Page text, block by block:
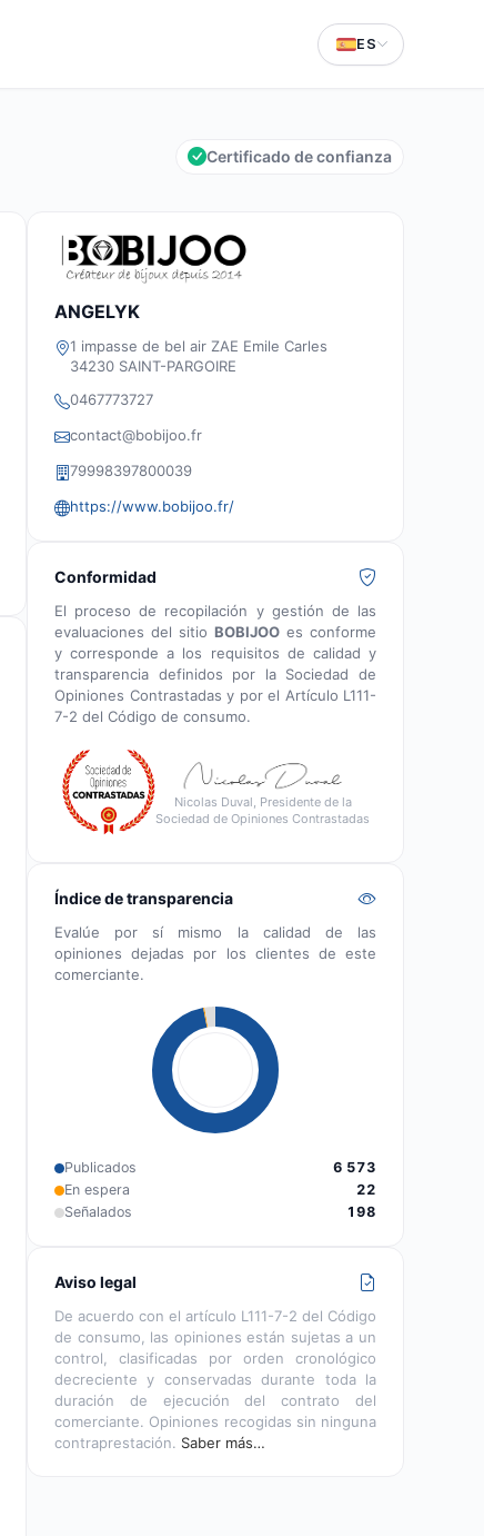
ES
Certificado de confianza
ANGELYK
1 impasse de bel air ZAE Emile Carles
34230 SAINT-PARGOIRE
0467773727
contact@bobijoo.fr
79998397800039
https://www.bobijoo.fr/
Conformidad
El proceso de recopilación y gestión de las
evaluaciones del sitio BOBIJOO es conforme
y corresponde a los requisitos de calidad y
transparencia definidos por la Sociedad de
Opiniones Contrastadas y por el Artículo L111-
7-2 del Código de consumo.
Nicolas Duval, Presidente de la
Sociedad de Opiniones Contrastadas
Índice de transparencia
Evalúe por sí mismo la calidad de las
opiniones dejadas por los clientes de este
comerciante.
Publicados
6 573
En espera
22
Señalados
198
Aviso legal
De acuerdo con el artículo L111-7-2 del Código
de consumo, las opiniones están sujetas a un
control, clasificadas por orden cronológico
decreciente y conservadas durante toda la
duración de ejecución del contrato del
comerciante. Opiniones recogidas sin ninguna
contraprestación. Saber más…